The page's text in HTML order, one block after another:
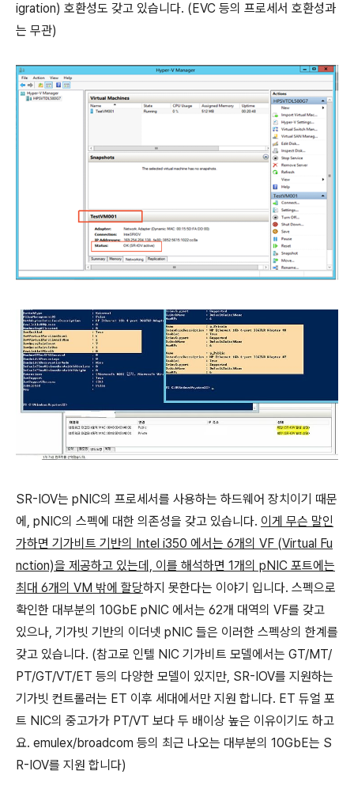
igration) 호환성도 갖고 있습니다. (EVC 등의 프로세서 호환성과
는 무관)
SR-IOV는 pNIC의 프로세서를 사용하는 하드웨어 장치이기 때문
에, pNIC의 스펙에 대한 의존성을 갖고 있습니다. 이게 무슨 말인
가하면 기가비트 기반의 Intel i350 에서는 6개의 VF (Virtual Fu
nction)을 제공하고 있는데, 이를 해석하면 1개의 pNIC 포트에는
최대 6개의 VM 밖에 할당하지 못한다는 이야기 입니다. 스펙으로
확인한 대부분의 10GbE pNIC 에서는 62개 대역의 VF를 갖고
있으나, 기가빗 기반의 이더넷 pNIC 들은 이러한 스펙상의 한계를
갖고 있습니다. (참고로 인텔 NIC 기가비트 모델에서는 GT/MT/
PT/GT/VT/ET 등의 다양한 모델이 있지만, SR-IOV를 지원하는
기가빗 컨트롤러는 ET 이후 세대에서만 지원 합니다. ET 듀얼 포
트 NIC의 중고가가 PT/VT 보다 두 배이상 높은 이유이기도 하고
요. emulex/broadcom 등의 최근 나오는 대부분의 10GbE는 S
R-IOV를 지원 합니다)